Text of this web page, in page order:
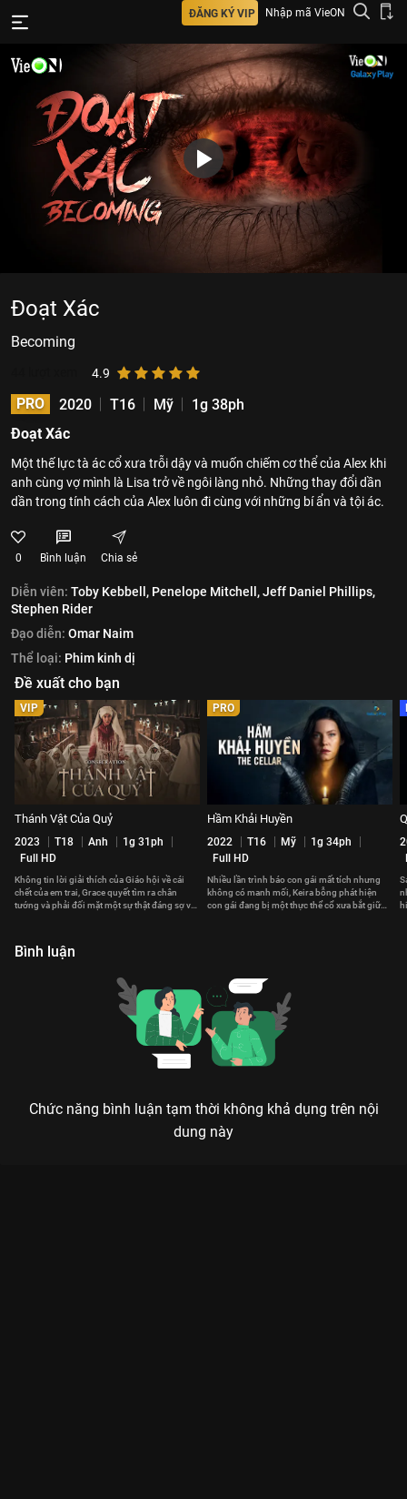
ĐĂNG KÝ VIP Nhập mã VieON
Đoạt Xác
Becoming
4.9
PRO 2020 T16 Mỹ
1g 38ph
Đoạt Xác
Một thế lực tà ác cổ xưa trỗi dậy và muốn chiếm cơ thể của Alex khi
anh cùng vợ mình là Lisa trở về ngôi làng nhỏ. Những thay đổi dần
dần trong tính cách của Alex luôn đi cùng với những bí ẩn và tội ác.
0 Bình luận Chia sẻ
Diễn viên: Toby Kebbell, Penelope Mitchell,Jeff Daniel Phillips,
Stephen Rider
Đạo diễn: Omar Naim
Thể loại: Phim kinh dị
Đề xuất cho bạn
VIP
Thánh Vật Của Quỷ
2023 T18 Anh
1g 31ph
Full HD
Không tin lời giải thích của Giáo hội về cái
chết của em trai, Grace quyết tìm ra chân
tướng và phải đối mặt một sự thật đáng sợ về
PRO
Hầm Khải Huyền
2022 T16 Mỹ
1g 34ph
Full HD
Nhiều lần trình báo con gái mất tích nhưng
không có manh mối, Keira bỗng phát hiện
con gái đang bị một thực thể cổ xưa bắt giữ
Bình luận
Chức năng bình luận tạm thời không khả dụng trên nội
dung này